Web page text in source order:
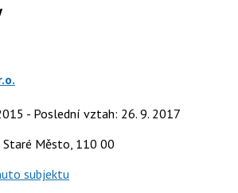
- Poslední vztah: 26. 9. 2017
Staré Město, 110 00
subjektu